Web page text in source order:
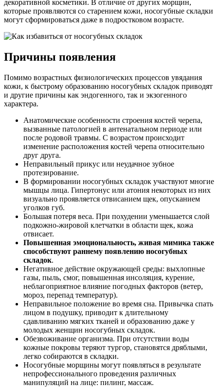
декоративной косметики. В отличие от других морщин,
которые проявляются со старением кожи, носогубные складки
могут сформироваться даже в подростковом возрасте.
Причины появления
Помимо возрастных физиологических процессов увядания
кожи, к быстрому образованию носогубных складок приводят
и другие причины как эндогенного, так и экзогенного
характера.
Анатомические особенности строения костей черепа,
вызванные патологией в антенатальном периоде или
после родовой травмы. С возрастом происходит
изменение расположения костей черепа относительно
друг друга.
Неправильный прикус или неудачное зубное
протезирование.
В формировании носогубных складок участвуют многие
мышцы лица. Гипертонус или атония некоторых из них
визуально проявляется отвисанием щек, опусканием
уголков губ.
Большая потеря веса. При похудении уменьшается слой
подкожно-жировой клетчатки в области щек, кожа
отвисает.
Повышенная эмоциональность, живая мимика также
способствуют раннему появлению носогубных
складок.
Негативное действие окружающей среды: выхлопные
газы, пыль, смог, повышенная инсоляция, курение,
неблагоприятное влияние погодных факторов (ветер,
мороз, перепад температур).
Неправильное положение во время сна. Привычка спать
лицом в подушку, приводит к длительному
сдавливанию мягких тканей и образованию даже у
молодых женщин носогубных складок.
Обезвоживание организма. При отсутствии воды
кожные покровы теряют тургор, становятся дряблыми,
легко собираются в складки.
Носогубные морщины могут появляться в результате
непрофессионального проведения различных
манипуляций на лице: пилинг, массаж.